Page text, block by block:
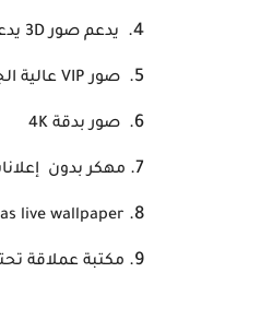
يدعم صور 3D يدعم صور 4D ( تعتمد على حساس جيروسكوب)
صور VIP عالية الجودة
صور بدقة 4K
مهكر بدون
live wallpaper
مكتبة عملاقة